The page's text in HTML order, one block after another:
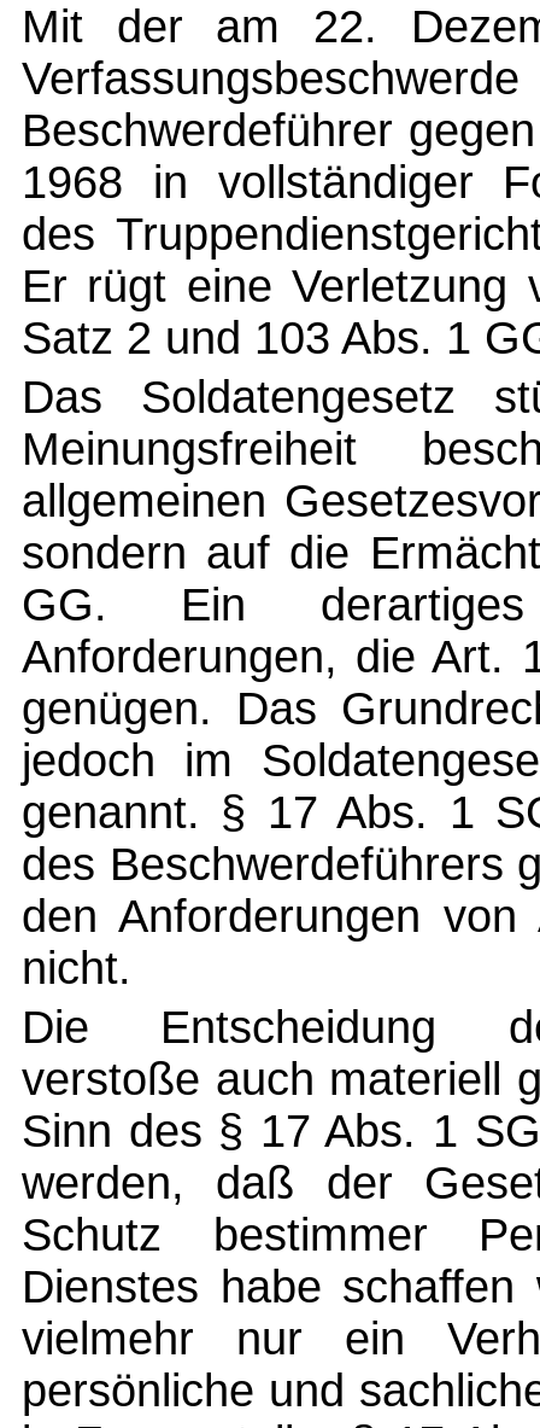
Mit der am 22.
Beschwerdeführer
1968 in vollständiger
des
Er rügt eine
Satz 2 und 103 Abs. 1
Das Soldatengesetz
Meinungsfreiheit
allgemeinen
sondern auf die
GG. Ein
Anforderungen, die Art.
genügen. Das
jedoch im
genannt. § 17 Abs. 1
des Beschwerdeführers
den Anforderungen
nicht.
Die Entscheidung
verstoße auch materiell
Sinn des § 17 Abs. 1
werden, daß der
Schutz bestimmer
Dienstes habe
vielmehr nur ein
persönliche und